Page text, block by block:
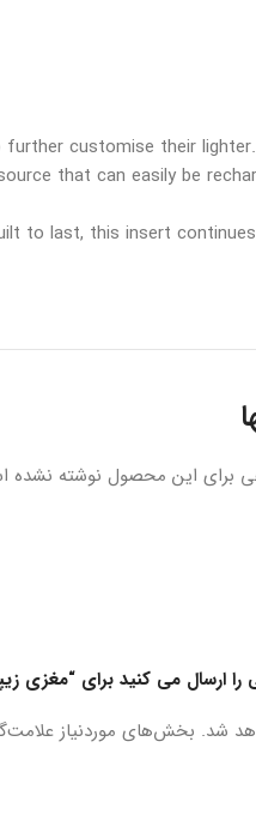
customise their
that can easily be
to last, this insert
برای این محصول نوشته نشده
ارسال می کنید برای “مغزی
شد. بخش‌های موردنیاز